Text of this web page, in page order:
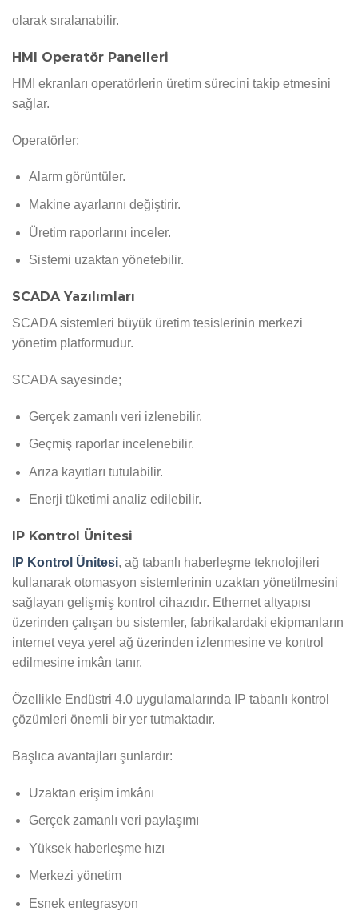
olarak sıralanabilir.
HMI Operatör Panelleri
HMI ekranları operatörlerin üretim sürecini takip etmesini
sağlar.
Operatörler;
Alarm görüntüler.
Makine ayarlarını değiştirir.
Üretim raporlarını inceler.
Sistemi uzaktan yönetebilir.
SCADA Yazılımları
SCADA sistemleri büyük üretim tesislerinin merkezi
yönetim platformudur.
SCADA sayesinde;
Gerçek zamanlı veri izlenebilir.
Geçmiş raporlar incelenebilir.
Arıza kayıtları tutulabilir.
Enerji tüketimi analiz edilebilir.
IP Kontrol Ünitesi
IP Kontrol Ünitesi, ağ tabanlı haberleşme teknolojileri
kullanarak otomasyon sistemlerinin uzaktan yönetilmesini
sağlayan gelişmiş kontrol cihazıdır. Ethernet altyapısı
üzerinden çalışan bu sistemler, fabrikalardaki ekipmanların
internet veya yerel ağ üzerinden izlenmesine ve kontrol
edilmesine imkân tanır.
Özellikle Endüstri 4.0 uygulamalarında IP tabanlı kontrol
çözümleri önemli bir yer tutmaktadır.
Başlıca avantajları şunlardır:
Uzaktan erişim imkânı
Gerçek zamanlı veri paylaşımı
Yüksek haberleşme hızı
Merkezi yönetim
Esnek entegrasyon